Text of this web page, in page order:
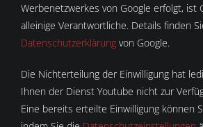
Werbenetzwerkes von Google erfolgt, ist
alleinige Verantwortliche. Details finden
Datenschutzerklärung von Google.
Die Nichterteilung der Einwilligung hat
Ihnen der Dienst Youtube nicht zur
Eine bereits erteilte Einwilligung können